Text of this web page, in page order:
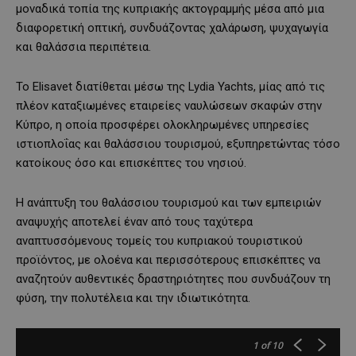
μοναδικά τοπία της κυπριακής ακτογραμμής μέσα από μια
διαφορετική οπτική, συνδυάζοντας χαλάρωση, ψυχαγωγία
και θαλάσσια περιπέτεια.
Το Elisavet διατίθεται μέσω της Lydia Yachts, μίας από τις
πλέον καταξιωμένες εταιρείες ναυλώσεων σκαφών στην
Κύπρο, η οποία προσφέρει ολοκληρωμένες υπηρεσίες
ιστιοπλοΐας και θαλάσσιου τουρισμού, εξυπηρετώντας τόσο
κατοίκους όσο και επισκέπτες του νησιού.
Η ανάπτυξη του θαλάσσιου τουρισμού και των εμπειριών
αναψυχής αποτελεί έναν από τους ταχύτερα
αναπτυσσόμενους τομείς του κυπριακού τουριστικού
προϊόντος, με ολοένα και περισσότερους επισκέπτες να
αναζητούν αυθεντικές δραστηριότητες που συνδυάζουν τη
φύση, την πολυτέλεια και την ιδιωτικότητα.
1 of 10